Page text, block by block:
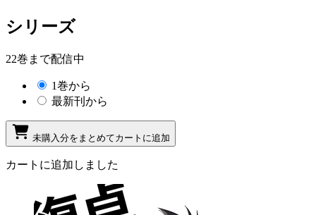
シリーズ
22巻まで配信中
1巻から
最新刊から
未購入分をまとめてカートに追加
カートに追加しました